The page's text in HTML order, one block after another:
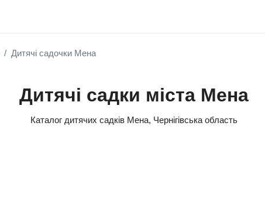
Дитячі садочки Мена
Дитячі садки міста Мена
Каталог дитячих садків Мена, Чернігівська область